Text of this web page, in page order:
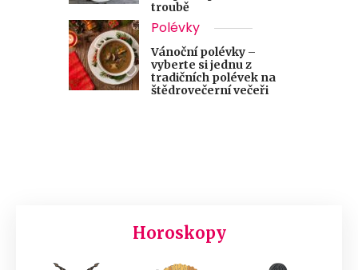
troubě
Polévky
Vánoční polévky –
vyberte si jednu z
tradičních polévek na
štědrovečerní večeři
Horoskopy